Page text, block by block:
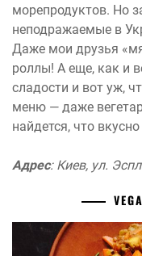
морепродуктов. Но
неподражаемые в
Даже мои друзья
роллы! А еще, как и
сладости и вот уж,
меню — даже
найдется, что
Адрес: Киев, ул.